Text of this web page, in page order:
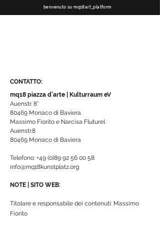
benvenuto su mq18art_platform
CONTATTO:
mq18 piazza d'arte | Kulturraum eV
Auenstr. 8°
80469 Monaco di Baviera
Massimo Fiorito e Narcisa Fluturel
Auenstr.8
80469 Monaco di Baviera
Telefono: +49 (0)89 92 56 00 58
info@mq18kunstplatz.org
NOTE | SITO WEB:
Titolare e responsabile dei contenuti: Massimo
Fiorito